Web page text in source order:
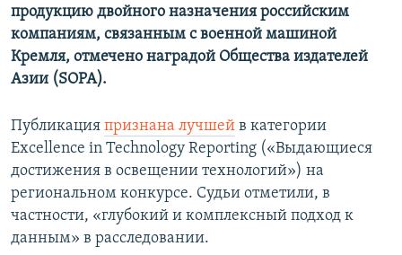
продукцию двойного назначения российским
компаниям, связанным с военной машиной
Кремля, отмечено наградой Общества издателей
Азии (SOPA).
Публикация признана лучшей в категории
Excellence in Technology Reporting («Выдающиеся
достижения в освещении технологий») на
региональном конкурсе. Судьи отметили, в
частности, «глубокий и комплексный подход к
данным» в расследовании.